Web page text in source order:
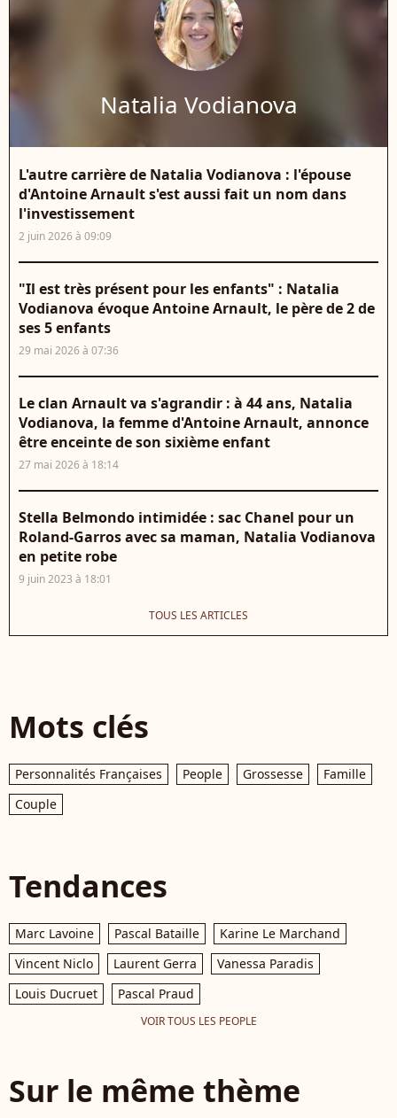
Natalia Vodianova
L'autre carrière de Natalia Vodianova : l'épouse
d'Antoine Arnault s'est aussi fait un nom dans
l'investissement
2 juin 2026 à 09:09
"Il est très présent pour les enfants" : Natalia
Vodianova évoque Antoine Arnault, le père de 2 de
ses 5 enfants
29 mai 2026 à 07:36
Le clan Arnault va s'agrandir : à 44 ans, Natalia
Vodianova, la femme d'Antoine Arnault, annonce
être enceinte de son sixième enfant
27 mai 2026 à 18:14
Stella Belmondo intimidée : sac Chanel pour un
Roland-Garros avec sa maman, Natalia Vodianova
en petite robe
9 juin 2023 à 18:01
TOUS LES ARTICLES
Mots clés
Personnalités Françaises People Grossesse
Famille
Couple
Tendances
Marc Lavoine Pascal Bataille
Karine Le Marchand
Vincent Niclo
Laurent Gerra
Vanessa Paradis
Louis Ducruet
Pascal Praud
VOIR TOUS LES PEOPLE
Sur le même thème